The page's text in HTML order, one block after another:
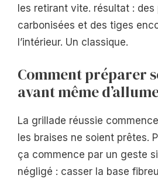
les retirant vite. résultat : des
carbonisées et des tiges
l’intérieur. Un classique.
Comment préparer
avant même
La grillade réussie
les braises ne soient prêtes.
ça commence par un geste
négligé : casser la base